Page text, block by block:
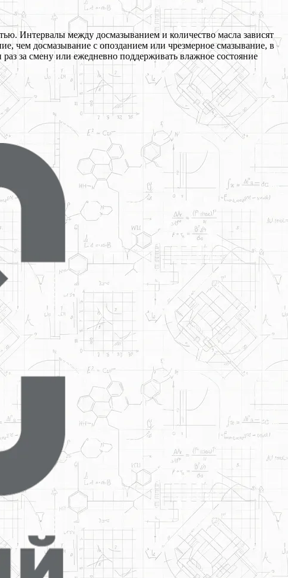
Интервалы между досмазыванием и количество масла зависят
чем досмазывание с опозданием или чрезмерное смазывание, в
за смену или ежедневно поддерживать влажное состояние